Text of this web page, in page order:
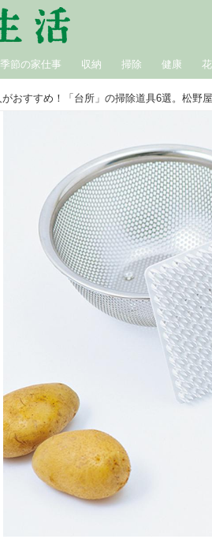
季節の家仕事 収納 掃除 健康